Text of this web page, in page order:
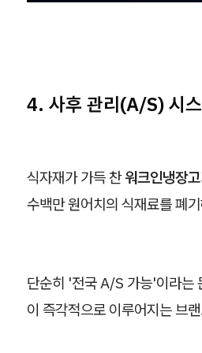
4. 사후 관리(A/S) 시
식자재가 가득 찬워크인냉장고
수백만 원어치의 식재료를 폐
단순히 '전국 A/S 가능'이라는
이 즉각적으로 이루어지는 브